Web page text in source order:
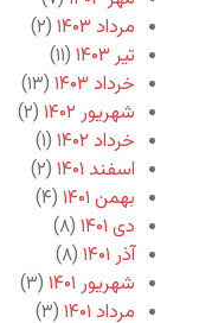
مرداد ۱۴۰۳
(۲)
تیر ۱۴۰۳
(۱۱)
خرداد ۱۴۰۳
(۱۳)
شهریور ۱۴۰۲
(۲)
خرداد ۱۴۰۲
(۱)
اسفند ۱۴۰۱
(۲)
بهمن ۱۴۰۱
(۴)
دی ۱۴۰۱
(۸)
آذر ۱۴۰۱
(۸)
شهریور ۱۴۰۱
(۳)
مرداد ۱۴۰۱
(۳)